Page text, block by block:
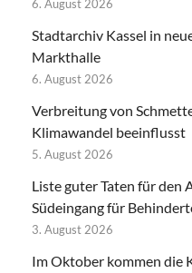
6. August 2026
Stadtarchiv Kassel in
Markthalle
6. August 2026
Verbreitung von
Klimawandel beeinflusst
5. August 2026
Liste guter Taten für den
Südeingang für
3. August 2026
Im Oktober kommen die